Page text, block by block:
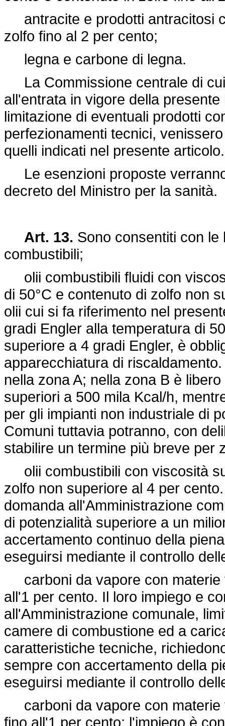
antracite e prodotti antracitosi
zolfo fino al 2 per cento;
legna e carbone di legna.
La Commissione centrale di
all'entrata in vigore della
limitazione di eventuali prodotti
perfezionamenti tecnici,
quelli indicati nel presente articolo.
Le esenzioni proposte
decreto del Ministro per la sanità.
Art. 13. Sono consentiti con
combustibili;
olii combustibili fluidi con
di 50°C e contenuto di zolfo non
olii cui si fa riferimento nel
gradi Engler alla temperatura di
superiore a 4 gradi Engler, è
apparecchiatura di
nella zona A; nella zona B è
superiori a 500 mila Kcal/h,
per gli impianti non industriale di
Comuni tuttavia potranno, con
stabilire un termine più breve per
olii combustibili con viscosità
zolfo non superiore al 4 per
domanda all'Amministrazione
di potenzialità superiore a un
accertamento continuo della
eseguirsi mediante il controllo
carboni da vapore con materie
all'1 per cento. Il loro impiego e
all'Amministrazione comunale,
camere di combustione ed a
caratteristiche tecniche,
sempre con accertamento della
eseguirsi mediante il controllo
carboni da vapore con materie
fino all'1 per cento; l'impiego è